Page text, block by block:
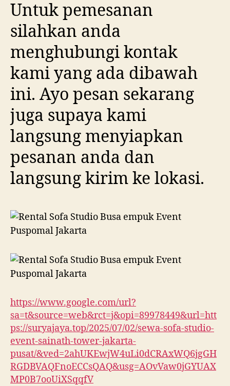
Untuk pemesanan
silahkan anda
menghubungi kontak
kami yang ada dibawah
ini. Ayo pesan sekarang
juga supaya kami
langsung menyiapkan
pesanan anda dan
langsung kirim ke lokasi.
https://www.google.com/url?
sa=t&source=web&rct=j&opi=89978449&url=htt
ps://suryajaya.top/2025/07/02/sewa-sofa-studio-
event-sainath-tower-jakarta-
pusat/&ved=2ahUKEwjW4uLi0dCRAxWQ6jgGH
RGDBVAQFnoECCsQAQ&usg=AOvVaw0jGYUAX
MP0B7ooUiXSqqfV